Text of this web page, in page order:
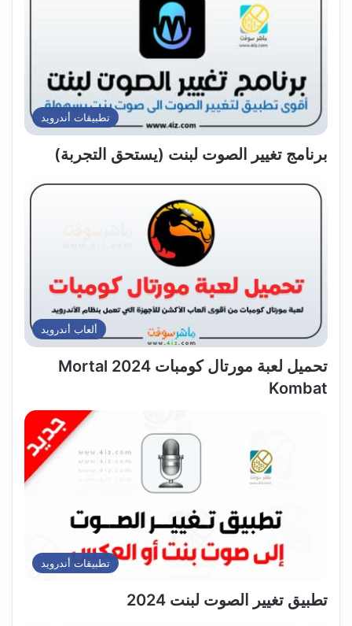
تطبيقات أندرويد
برنامج تغيير الصوت لبنت (يستحق التجربة)
ألعاب أندرويد
تحميل لعبة مورتال كومبات 2024 Mortal
Kombat
تطبيقات أندرويد
تطبيق تغيير الصوت لبنت 2024